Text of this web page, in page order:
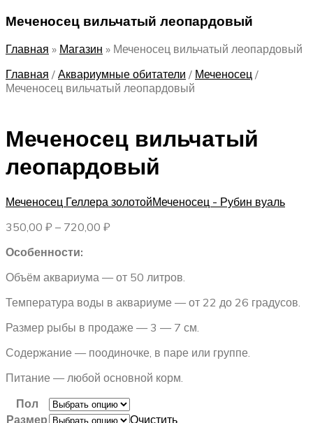
Меченосец вильчатый леопардовый
Главная » Магазин » Меченосец вильчатый леопардовый
Главная / Аквариумные обитатели / Меченосец /
Меченосец вильчатый леопардовый
Меченосец вильчатый
леопардовый
Меченосец Геллера золотойМеченосец - Рубин вуаль
350,00 ₽ – 720,00 ₽
720,00 ₽
Особенности:
Объём аквариума — от 50 литров.
Температура воды в аквариуме — от 22 до 26 градусов.
Размер рыбы в продаже — 3 — 7 см.
Содержание — поодиночке, в паре или группе.
Питание — любой основной корм.
Пол
Размер
Очистить